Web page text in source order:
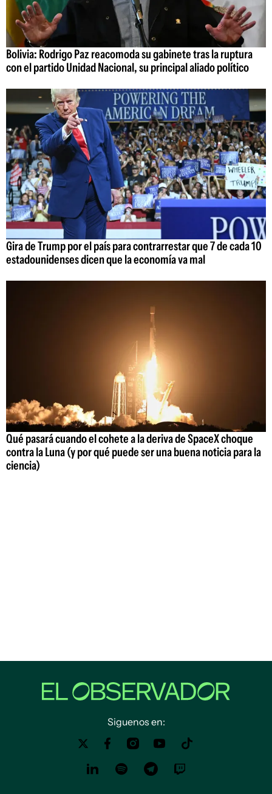
Bolivia: Rodrigo Paz reacomoda su gabinete tras la ruptura
con el partido Unidad Nacional, su principal aliado político
Gira de Trump por el país para contrarrestar que 7 de cada 10
estadounidenses dicen que la economía va mal
Qué pasará cuando el cohete a la deriva de SpaceX choque
contra la Luna (y por qué puede ser una buena noticia para la
ciencia)
Siguenos en: